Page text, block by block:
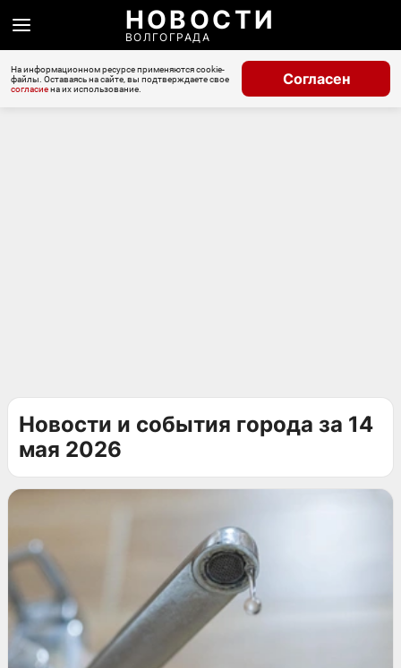
НОВОСТИ
ВОЛГОГРАДА
На информационном ресурсе применяются cookie-
файлы. Оставаясь на сайте, вы подтверждаете свое
согласиена их использование.
Согласен
Новости и события города за 14
мая 2026